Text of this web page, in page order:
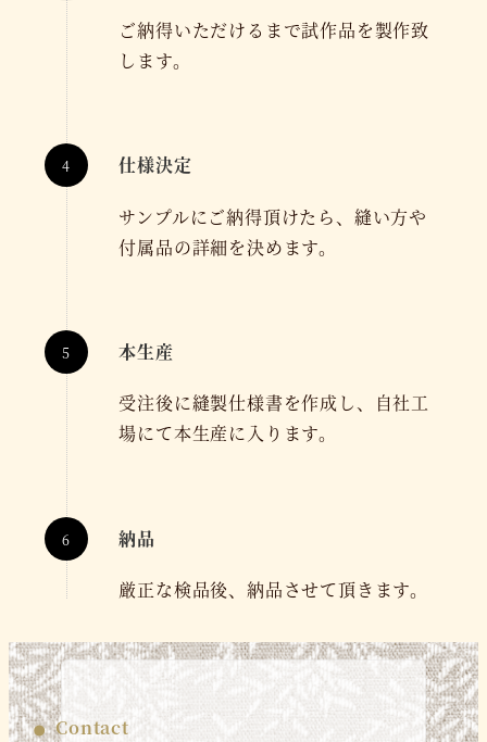
ご納得いただけるまで試作品を製作致
します。
仕様決定
サンプルにご納得頂けたら、縫い方や
付属品の詳細を決めます。
本生産
受注後に縫製仕様書を作成し、自社工
場にて本生産に入ります。
納品
厳正な検品後、納品させて頂きます。
Contact